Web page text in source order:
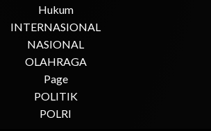
Hukum
INTERNASIONAL
NASIONAL
OLAHRAGA
Page
POLITIK
POLRI